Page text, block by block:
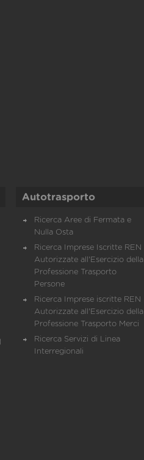
Autotrasporto
Ricerca Aree di Fermata e
Nulla Osta
Ricerca Imprese Iscritte REN
Autorizzate all'Esercizio della
Professione Trasporto
Persone
Ricerca Imprese iscritte REN
Autorizzate all'Esercizio della
Professione Trasporto Merci
Ricerca Servizi di Linea
Interregionali